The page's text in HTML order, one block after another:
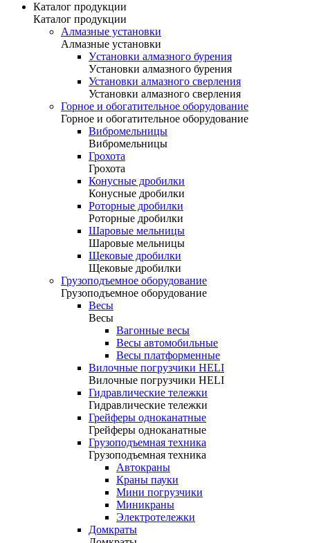
Каталог продукции
Каталог продукции
Алмазные установки
Алмазные установки
Уcтановки алмазного бурения
Уcтановки алмазного бурения
Установки алмазного сверления
Установки алмазного сверления
Горное и обогатительное оборудование
Горное и обогатительное оборудование
Вибромельницы
Вибромельницы
Грохота
Грохота
Конусные дробилки
Конусные дробилки
Роторные дробилки
Роторные дробилки
Шаровые мельницы
Шаровые мельницы
Щековые дробилки
Щековые дробилки
Грузоподъемное оборудование
Грузоподъемное оборудование
Весы
Весы
Вагонные весы
Весы автомобильные
Весы платформенные
Вилочные погрузчики HELI
Вилочные погрузчики HELI
Гидравлические тележки
Гидравлические тележки
Грейферы одноканатные
Грейферы одноканатные
Грузоподъемная техника
Грузоподъемная техника
Автокраны
Краны пауки
Мини погрузчики
Миникраны
Электротележки
Домкраты